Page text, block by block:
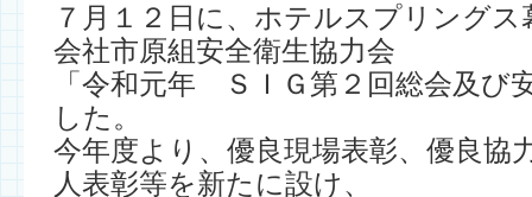
７月１２日に、ホテルスプリング
会社市原組安全衛生協力会
「令和元年 ＳＩＧ第２回総会及び
した。
今年度より、優良現場表彰、優良協
人表彰等を新たに設け、